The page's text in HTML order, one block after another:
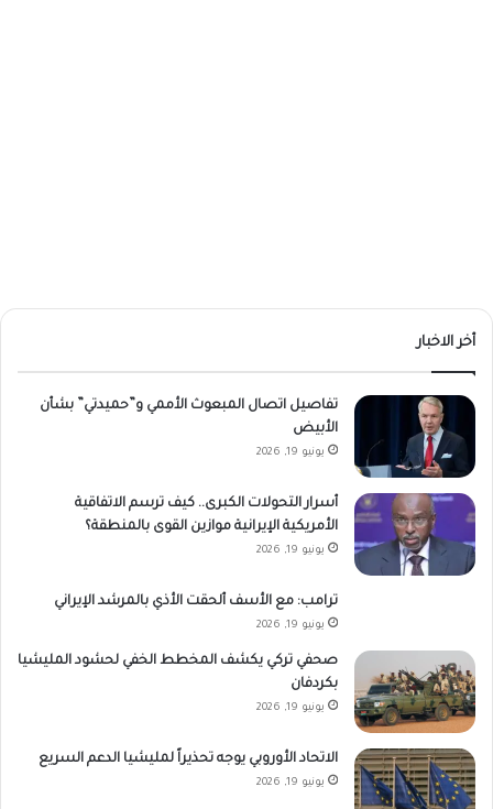
أخر الاخبار
تفاصيل اتصال المبعوث الأممي و”حميدتي” بشأن
الأبيض
يونيو 19, 2026
أسرار التحولات الكبرى.. كيف ترسم الاتفاقية
الأمريكية الإيرانية موازين القوى بالمنطقة؟
يونيو 19, 2026
ترامب: مع الأسف ألحقت الأذي بالمرشد الإيراني
يونيو 19, 2026
صحفي تركي يكشف المخطط الخفي لحشود المليشيا
بكردفان
يونيو 19, 2026
الاتحاد الأوروبي يوجه تحذيراً لمليشيا الدعم السريع
يونيو 19, 2026